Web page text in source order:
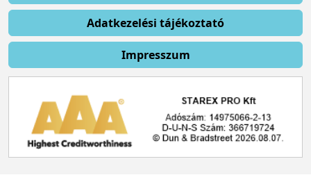
Adatkezelési tájékoztató
Impresszum